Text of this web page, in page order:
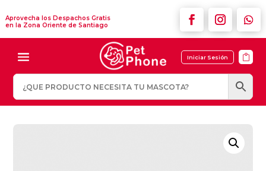
Aprovecha los Despachos Gratis
en la Zona Oriente de Santiago
Iniciar Sesión 